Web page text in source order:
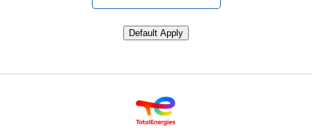
Default Apply
Lebenslauf von LinkedIn hochladen